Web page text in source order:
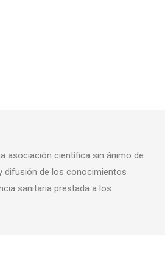
asociación científica sin ánimo de
difusión de los conocimientos
sanitaria prestada a los